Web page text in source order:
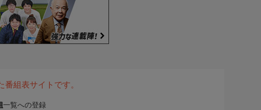
組表サイトです。
一覧への登録